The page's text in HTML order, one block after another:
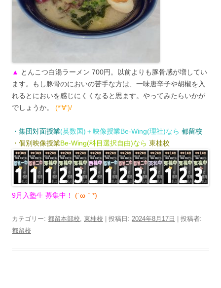
▲ とんこつ白湯ラーメン 700円。以前よりも豚骨感が増してい
ます。もし豚骨のにおいの苦手な方は、一味唐辛子や胡椒を入
れるとにおいを感じにくくなると思ます。やってみたらいかが
でしょうか。 (*‘∀‘)/
・集団対面授業(英数国)＋映像授業Be-Wing(理社)なら 都留校
・個別映像授業Be-Wing(科目選択自由)なら 東桂校
9月入塾生 募集中！ (´ω｀*)
カテゴリー: 都留本部校 東桂校 | 投稿日: 2024年8月17日
投稿者:
都留校